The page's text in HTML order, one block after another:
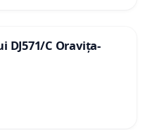
C Oravița-